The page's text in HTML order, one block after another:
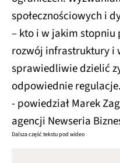
społecznościowych i
– kto i w jakim stopniu
rozwój infrastruktury i
sprawiedliwie dzielić
odpowiednie regulacje.
- powiedział Marek
agencji Newseria
Dalsza część tekstu pod wideo